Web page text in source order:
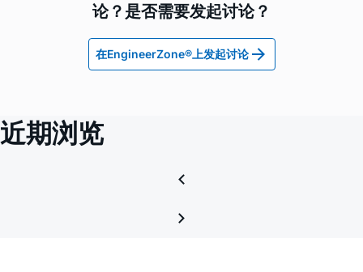
论？是否需要发起讨论？
在EngineerZone®上发起讨论
近期浏览